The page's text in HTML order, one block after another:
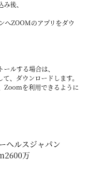
後、
へZOOMのアプリをダウ
ルする場合は、
、ダウンロードします。
Zoomを利用できるように
ヘルスジャパン
万